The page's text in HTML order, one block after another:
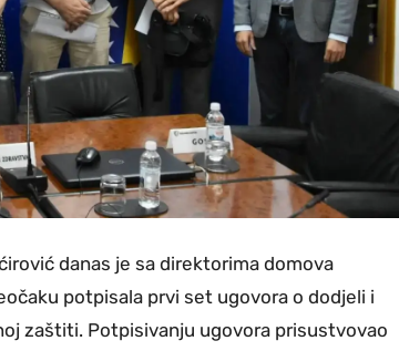
danas je sa direktorima domova
potpisala prvi set ugovora o dodjeli i
zaštiti. Potpisivanju ugovora prisustvovao